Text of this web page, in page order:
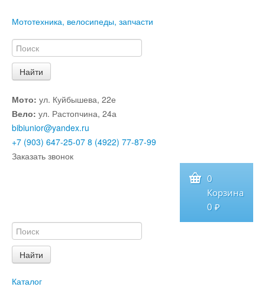
Мототехника, велосипеды, запчасти
Мото: ул. Куйбышева, 22е
Вело: ул. Растопчина, 24а
bibiunior@yandex.ru
+7 (903) 647-25-07 8 (4922) 77-87-99
Заказать звонок
0
Корзина
0 ₽
Каталог